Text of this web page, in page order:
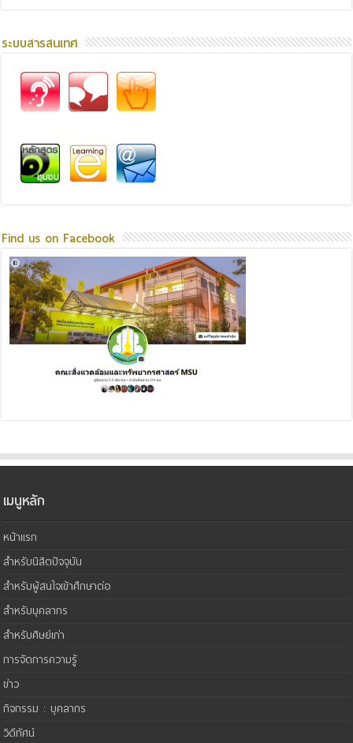
ระบบสารสนเทศ
Find us on Facebook
เมนูหลัก
หน้าแรก
สำหรับนิสิตปัจจุบัน
สำหรับผู้สนใจเข้าศึกษาต่อ
สำหรับบุคลากร
สำหรับศิษย์เก่า
การจัดการความรู้
ข่าว
กิจกรรม : บุคลากร
วิดีทัศน์